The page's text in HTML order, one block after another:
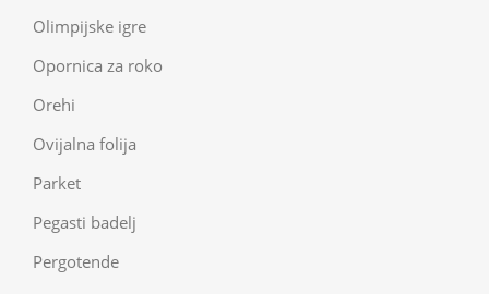
Olimpijske igre
Opornica za roko
Orehi
Ovijalna folija
Parket
Pegasti badelj
Pergotende